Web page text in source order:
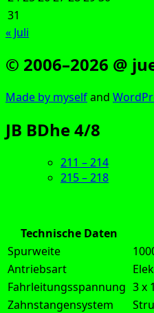
31
« Juli
© 2006–2026 @
Made by mys­elfand
JB BDhe 4/8
211 – 214
215 – 218
Technische Daten
Spurweite
Antriebsart
Fahrleitungsspannung 3 x
Zahnstangensystem